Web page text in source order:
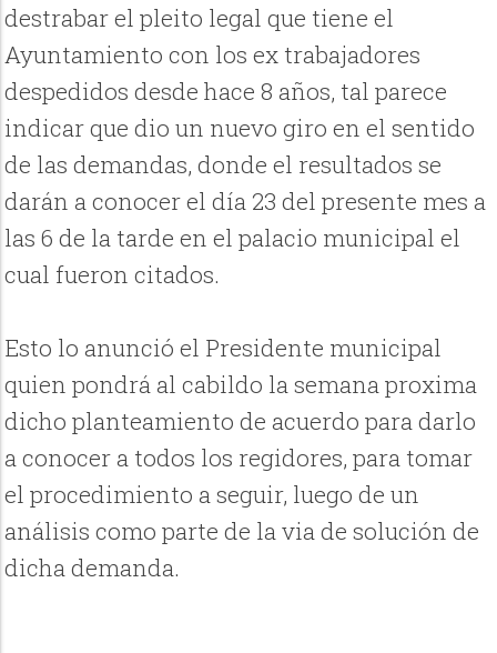
destrabar el pleito legal que tiene el
Ayuntamiento con los ex trabajadores
despedidos desde hace 8 años, tal parece
indicar que dio un nuevo giro en el sentido
de las demandas, donde el resultados se
darán a conocer el día 23 del presente mes a
las 6 de la tarde en el palacio municipal el
cual fueron citados.
Esto lo anunció el Presidente municipal
quien pondrá al cabildo la semana proxima
dicho planteamiento de acuerdo para darlo
a conocer a todos los regidores, para tomar
el procedimiento a seguir, luego de un
análisis como parte de la via de solución de
dicha demanda.